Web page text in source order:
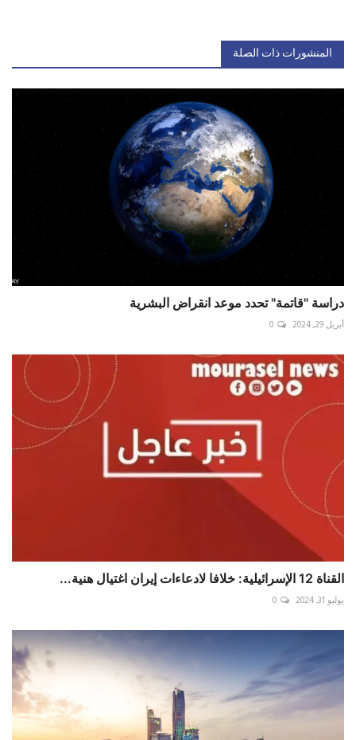
المنشورات ذات الصلة
دراسة "قاتمة" تحدد موعد انقراض البشرية
أبريل 29, 2024 0
القناة 12 الإسرائيلية: خلافا لادعاءات إيران اغتيال هنية...
يوليو 31, 2024 0